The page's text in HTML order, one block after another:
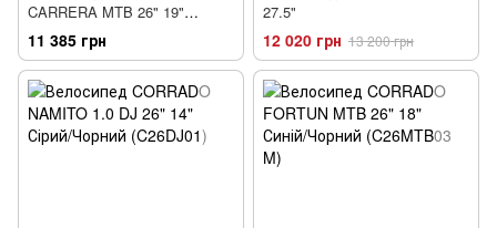
CARRERA MTB 26" 19"
Червоний (C26MTB09M)
11 385 грн
27.5"
12 020 грн 13 200 грн